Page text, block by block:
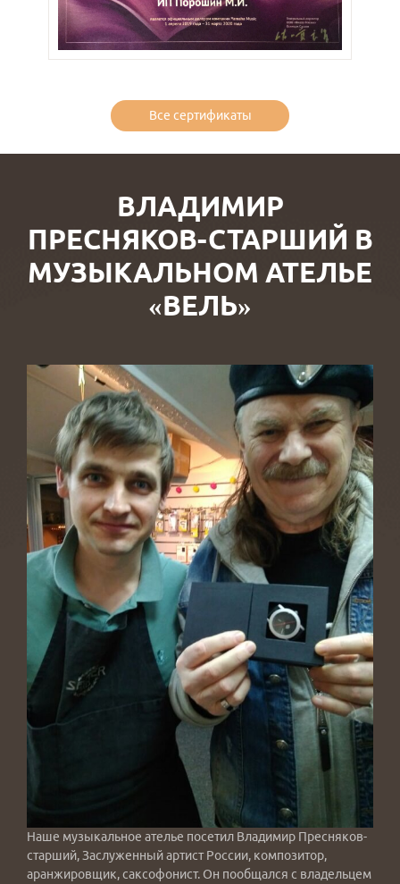
Все сертификаты
ВЛАДИМИР
ПРЕСНЯКОВ-СТАРШИЙ В
МУЗЫКАЛЬНОМ АТЕЛЬЕ
«ВЕЛЬ»
Наше музыкальное ателье посетил Владимир Пресняков-
старший, Заслуженный артист России, композитор,
аранжировщик, саксофонист. Он пообщался с владельцем